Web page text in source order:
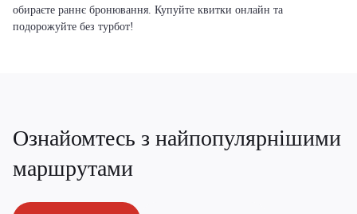
обираєте раннє бронювання. Купуйте квитки онлайн та
подорожуйте без турбот!
Ознайомтесь з найпопулярнішими
маршрутами